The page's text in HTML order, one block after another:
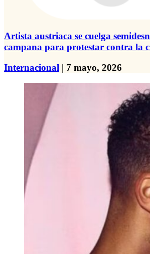
Artista austriaca se cuelga
campana para protestar contra la
Internacional | 7 mayo, 2026